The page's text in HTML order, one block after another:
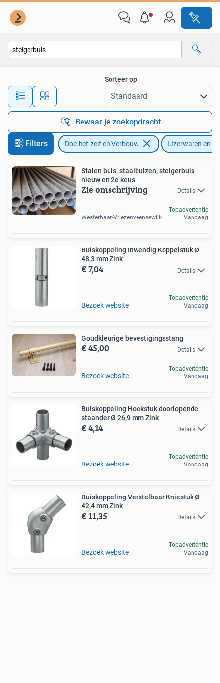
Alle afstanden…
Sorteer op
Bewaar je zoekopdracht
Filters Doe-het-zelf en Verbouw IJzerwaren en
Stalen buis, staalbuizen, steigerbuis
nieuw en 2e keus
Zie omschrijving Details
Westerhaar-Vriezenveensewijk
Topadvertentie
Vandaag
Buiskoppeling Inwendig Koppelstuk Ø
48,3 mm Zink
€ 7,04 Details
Bezoek website
Topadvertentie
Vandaag
Goudkleurige bevestigingsstang
€ 45,00 Details
Bezoek website
Topadvertentie
Vandaag
Buiskoppeling Hoekstuk doorlopende
staander Ø 26,9 mm Zink
€ 4,14 Details
Bezoek website
Topadvertentie
Vandaag
Buiskoppeling Verstelbaar Kniestuk Ø
42,4 mm Zink
€ 11,35 Details
Bezoek website
Topadvertentie
Vandaag